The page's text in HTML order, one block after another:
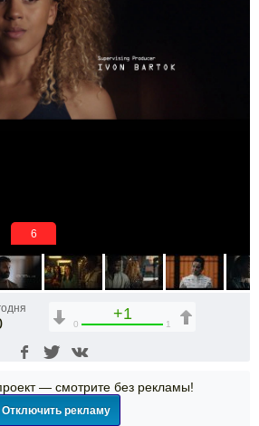
5
+1
0 1
— смотрите без рекламы!
Отключить рекламу